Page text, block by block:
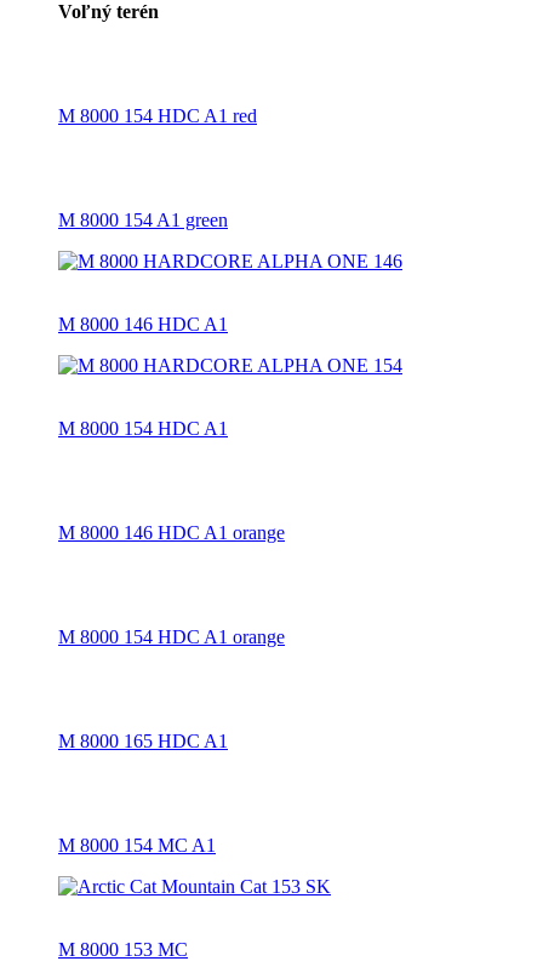
Voľný terén
M 8000 154 HDC A1 red
M 8000 154 A1 green
M 8000 146 HDC A1
M 8000 154 HDC A1
M 8000 146 HDC A1 orange
M 8000 154 HDC A1 orange
M 8000 165 HDC A1
M 8000 154 MC A1
M 8000 153 MC